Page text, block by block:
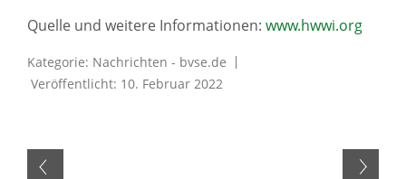
Quelle und weitere Informationen: www.hwwi.org
Kategorie: Nachrichten - bvse.de
Veröffentlicht: 10. Februar 2022